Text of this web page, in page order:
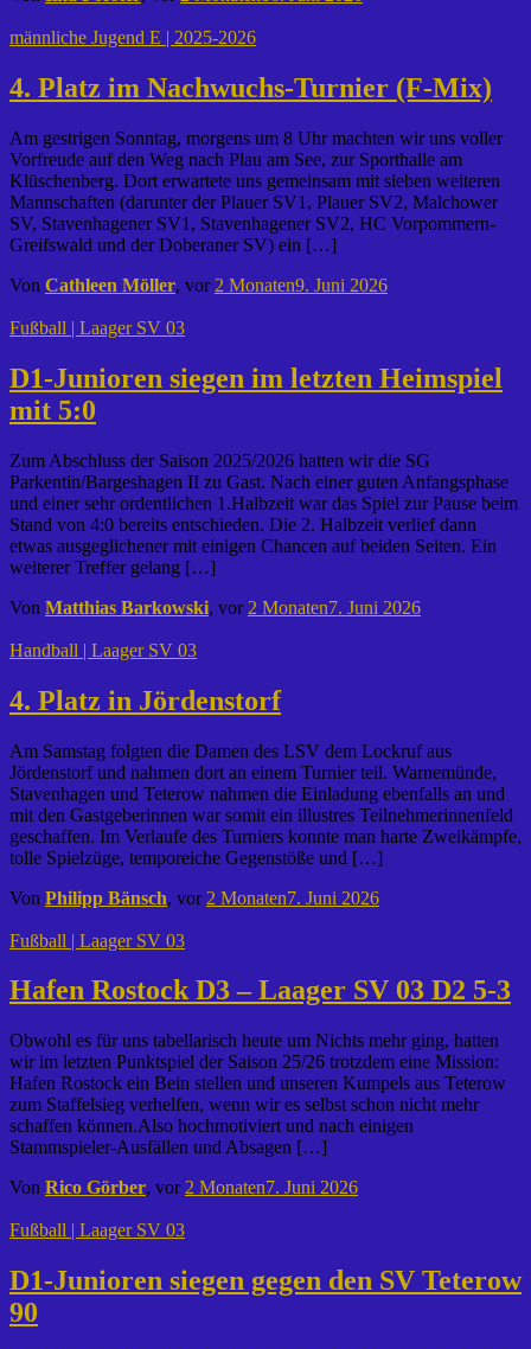
männliche Jugend E | 2025-2026
4. Platz im Nachwuchs-Turnier (F-Mix)
Am gestrigen Sonntag, morgens um 8 Uhr machten wir uns voller
Vorfreude auf den Weg nach Plau am See, zur Sporthalle am
Klüschenberg. Dort erwartete uns gemeinsam mit sieben weiteren
Mannschaften (darunter der Plauer SV1, Plauer SV2, Malchower
SV, Stavenhagener SV1, Stavenhagener SV2, HC Vorpommern-
Greifswald und der Doberaner SV) ein […]
Von Cathleen Möller, vor 2 Monaten9. Juni 2026
Fußball | Laager SV 03
D1-Junioren siegen im letzten Heimspiel
mit 5:0
Zum Abschluss der Saison 2025/2026 hatten wir die SG
Parkentin/Bargeshagen II zu Gast. Nach einer guten Anfangsphase
und einer sehr ordentlichen 1.Halbzeit war das Spiel zur Pause beim
Stand von 4:0 bereits entschieden. Die 2. Halbzeit verlief dann
etwas ausgeglichener mit einigen Chancen auf beiden Seiten. Ein
weiterer Treffer gelang […]
Von Matthias Barkowski, vor 2 Monaten7. Juni 2026
Handball | Laager SV 03
4. Platz in Jördenstorf
Am Samstag folgten die Damen des LSV dem Lockruf aus
Jördenstorf und nahmen dort an einem Turnier teil. Warnemünde,
Stavenhagen und Teterow nahmen die Einladung ebenfalls an und
mit den Gastgeberinnen war somit ein illustres Teilnehmerinnenfeld
geschaffen. Im Verlaufe des Turniers konnte man harte Zweikämpfe,
tolle Spielzüge, temporeiche Gegenstöße und […]
Von Philipp Bänsch, vor 2 Monaten7. Juni 2026
Fußball | Laager SV 03
Hafen Rostock D3 – Laager SV 03 D2 5-3
Obwohl es für uns tabellarisch heute um Nichts mehr ging, hatten
wir im letzten Punktspiel der Saison 25/26 trotzdem eine Mission:
Hafen Rostock ein Bein stellen und unseren Kumpels aus Teterow
zum Staffelsieg verhelfen, wenn wir es selbst schon nicht mehr
schaffen können.Also hochmotiviert und nach einigen
Stammspieler-Ausfällen und Absagen […]
Von Rico Görber, vor 2 Monaten7. Juni 2026
Fußball | Laager SV 03
D1-Junioren siegen gegen den SV Teterow
90